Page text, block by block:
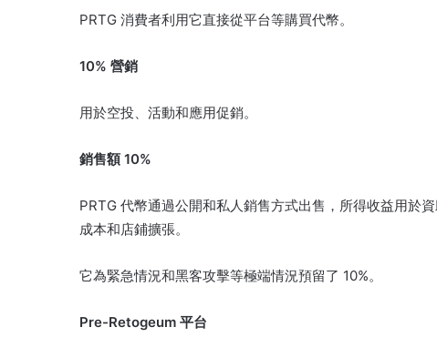
PRTG 消費者利用它直接從平台等購買代幣。
10% 營銷
用於空投、活動和應用促銷。
銷售額 10%
PRTG 代幣通過公開和私人銷售方式出售，所得收益用於
成本和店鋪擴張。
它為緊急情況和黑客攻擊等極端情況預留了 10%。
Pre-Retogeum 平台